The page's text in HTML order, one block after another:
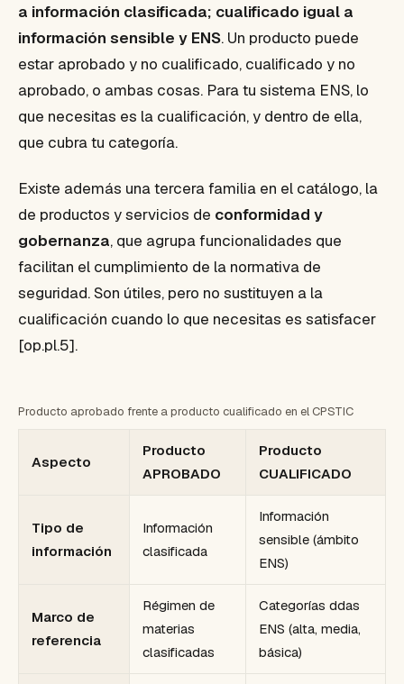
a información clasificada; cualificado igual a
información sensible y ENS. Un producto puede
estar aprobado y no cualificado, cualificado y no
aprobado, o ambas cosas. Para tu sistema ENS, lo
que necesitas es la cualificación, y dentro de ella,
que cubra tu categoría.
Existe además una tercera familia en el catálogo, la
de productos y servicios de conformidad y
gobernanza, que agrupa funcionalidades que
facilitan el cumplimiento de la normativa de
seguridad. Son útiles, pero no sustituyen a la
cualificación cuando lo que necesitas es satisfacer
[op.pl.5].
Producto aprobado frente a producto cualificado en el CPSTIC
Aspecto
Producto
APROBADO
Producto
CUALIFICADO
Tipo de
información
Información
clasificada
Información
sensible (ámbito
ENS)
Marco de
referencia
Régimen de
materias
clasificadas
Categorías ddas
ENS (alta, media,
básica)